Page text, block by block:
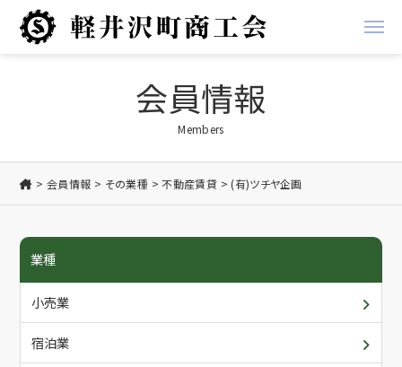
金融
労務
創業支援
共済
商工会からのお知らせ
会員からのお知らせ
商工会について
概要・アクセス/ご利用案内
入会について
会員情報
各種書類ダウンロード
会員情報
Members
会員情報 その業種 不動産賃貸 (有)ツチヤ企画
業種
小売業
宿泊業